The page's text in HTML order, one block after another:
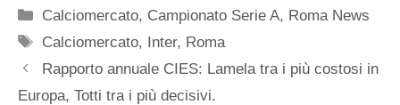
Categorie
Calciomercato, Campionato Serie A, Roma News
Tag
Calciomercato, Inter, Roma
Rapporto annuale CIES: Lamela tra i più costosi in
Europa, Totti tra i più decisivi.